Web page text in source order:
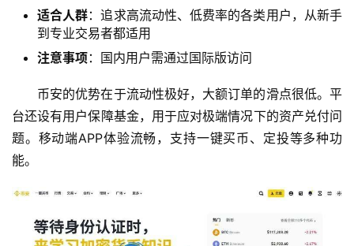
适合人群：追求高流动性、低费率的各类用户，从新手
到专业交易者都适用
注意事项：国内用户需通过国际版访问
币安的优势在于流动性极好，大额订单的滑点很低。平
台还设有用户保障基金，用于应对极端情况下的资产兑付问
题。移动端APP体验流畅，支持一键买币、定投等多种功
能。